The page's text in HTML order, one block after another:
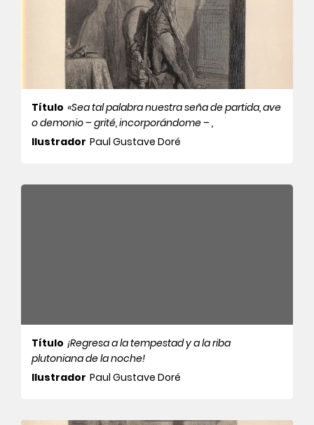
Título «Sea tal palabra nuestra seña de partida, ave
o demonio – grité, incorporándome – ,
Ilustrador Paul Gustave Doré
Título ¡Regresa a la tempestad y a la riba
plutoniana de la noche!
Ilustrador Paul Gustave Doré